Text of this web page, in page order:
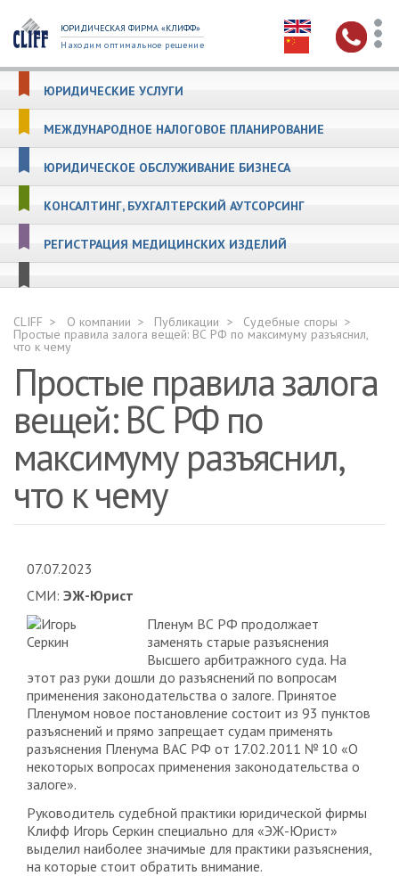
ЮРИДИЧЕСКАЯ ФИРМА «КЛИФФ»
Находим оптимальное решение
ЮРИДИЧЕСКИЕ УСЛУГИ
МЕЖДУНАРОДНОЕ НАЛОГОВОЕ ПЛАНИРОВАНИЕ
ЮРИДИЧЕСКОЕ ОБСЛУЖИВАНИЕ БИЗНЕСА
КОНСАЛТИНГ, БУХГАЛТЕРСКИЙ АУТСОРСИНГ
РЕГИСТРАЦИЯ МЕДИЦИНСКИХ ИЗДЕЛИЙ
CLIFF О компании Публикации Судебные споры
Простые правила залога вещей: ВС РФ по максимуму разъяснил,
что к чему
Простые правила залога
вещей: ВС РФ по
максимуму разъяснил,
что к чему
07.07.2023
СМИ: ЭЖ-Юрист
Пленум ВС РФ продолжает
заменять старые разъяснения
Высшего арбитражного суда. На
этот раз руки дошли до разъяснений по вопросам
применения законодательства о залоге. Принятое
Пленумом новое постановление состоит из 93 пунктов
разъяснений и прямо запрещает судам применять
разъяснения Пленума ВАС РФ от 17.02.2011 № 10 «О
некоторых вопросах применения законодательства о
залоге».
Руководитель судебной практики юридической фирмы
Клифф Игорь Серкин специально для «ЭЖ-Юрист»
выделил наиболее значимые для практики разъяснения,
на которые стоит обратить внимание.